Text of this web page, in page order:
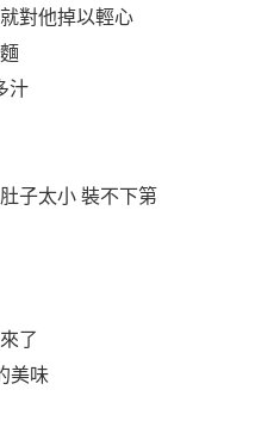
對他掉以輕心
汁
子太小 裝不下第
了
美味